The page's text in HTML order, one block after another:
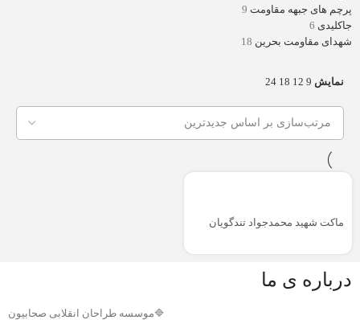
پرچم های جبهه مقاومت 9
جاکلیدی 6
شهدای مقاومت بحرین 18
نمایش 9
12
18
24
ماکت شهید محمدجواد تندگویان
درباره ی ما
🔷موسسه طراحان انقلابی صحابیون